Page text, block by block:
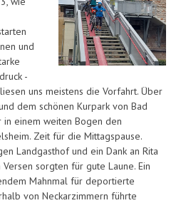
und
-
uns meistens die Vorfahrt. Über
dem schönen Kurpark von Bad
in einem weiten Bogen den
Zeit für die Mittagspause.
Landgasthof und ein Dank an Rita
sorgten für gute Laune. Ein
Mahnmal für deportierte
von Neckarzimmern führte